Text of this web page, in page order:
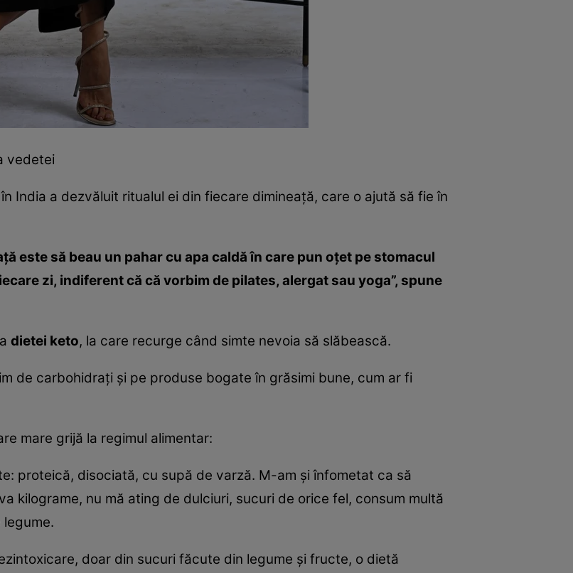
vedetei
India a dezvăluit ritualul ei din fiecare dimineață, care o ajută să fie în
este să beau un pahar cu apa caldă în care pun oţet pe stomacul
zi, indiferent că că vorbim de pilates, alergat sau yoga”, spune
dietei keto, la care recurge când simte nevoia să slăbească.
de carbohidraţi şi pe produse bogate în grăsimi bune, cum ar fi
mare grijă la regimul alimentar:
proteică, disociată, cu supă de varză. M-am şi înfometat ca să
kilograme, nu mă ating de dulciuri, sucuri de orice fel, consum multă
doar din sucuri făcute din legume şi fructe, o dietă